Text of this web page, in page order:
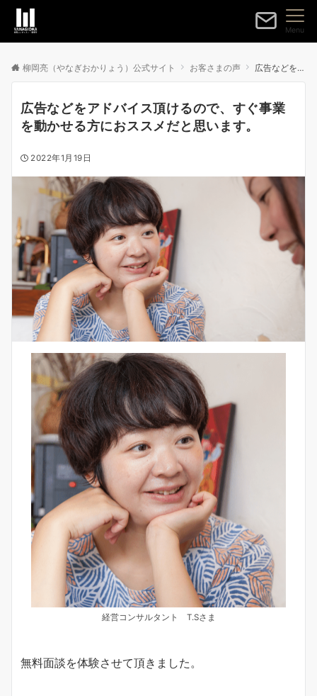
Menu
柳岡亮（やなぎおかりょう）公式サイト お客さまの声 広告などをアドバイス頂けるので、すぐ事業を動かせる方におススメだと思います。
広告などをアドバイス頂けるので、すぐ事業
を動かせる方におススメだと思います。
2022年1月19日
経営コンサルタント T.Sさま
無料面談を体験させて頂きました。